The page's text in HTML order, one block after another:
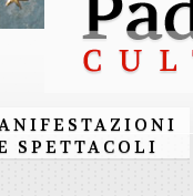
SPETTACOLI